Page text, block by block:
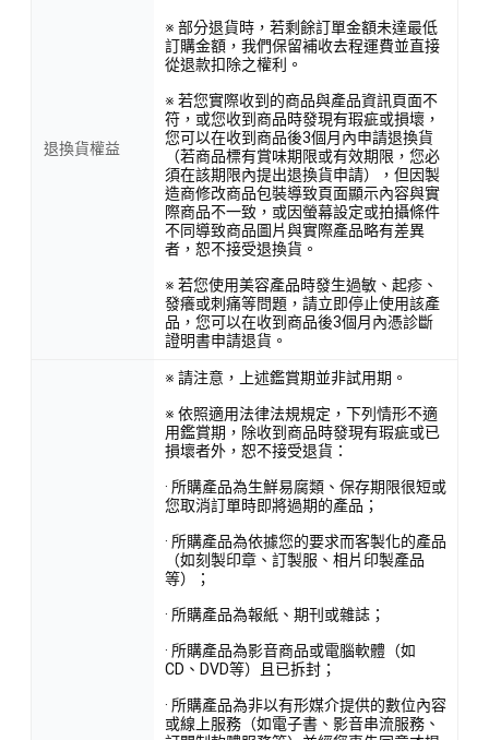
退換貨權益
※ 部分退貨時，若剩餘訂單金額未達最低
訂購金額，我們保留補收去程運費並直接
從退款扣除之權利。
※ 若您實際收到的商品與產品資訊頁面不
符，或您收到商品時發現有瑕疵或損壞，
您可以在收到商品後3個月內申請退換貨
（若商品標有賞味期限或有效期限，您必
須在該期限內提出退換貨申請），但因製
造商修改商品包裝導致頁面顯示內容與實
際商品不一致，或因螢幕設定或拍攝條件
不同導致商品圖片與實際產品略有差異
者，恕不接受退換貨。
※ 若您使用美容產品時發生過敏、起疹、
發癢或刺痛等問題，請立即停止使用該產
品，您可以在收到商品後3個月內憑診斷
證明書申請退貨。
※ 請注意，上述鑑賞期並非試用期。
※ 依照適用法律法規規定，下列情形不適
用鑑賞期，除收到商品時發現有瑕疵或已
損壞者外，恕不接受退貨：
· 所購產品為生鮮易腐類、保存期限很短或
您取消訂單時即將過期的產品；
· 所購產品為依據您的要求而客製化的產品
（如刻製印章、訂製服、相片印製產品
等）；
· 所購產品為報紙、期刊或雜誌；
· 所購產品為影音商品或電腦軟體（如
CD、DVD等）且已拆封；
· 所購產品為非以有形媒介提供的數位內容
或線上服務（如電子書、影音串流服務、